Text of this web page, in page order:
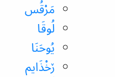
مَرْقُس
لُوقَا
يُوحَنَا
ڒخْذَايم